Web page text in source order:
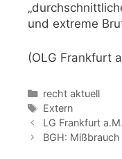
und extreme
(OLG Frankfurt
Kategorien
recht aktuell
Schlagwörter
Extern
LG Frankfurt
BGH: Mißbrauch